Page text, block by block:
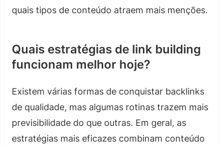
quais tipos de conteúdo atraem mais menções.
Quais estratégias de link building
funcionam melhor hoje?
Existem várias formas de conquistar backlinks
de qualidade, mas algumas rotinas trazem mais
previsibilidade do que outras. Em geral, as
estratégias mais eficazes combinam conteúdo